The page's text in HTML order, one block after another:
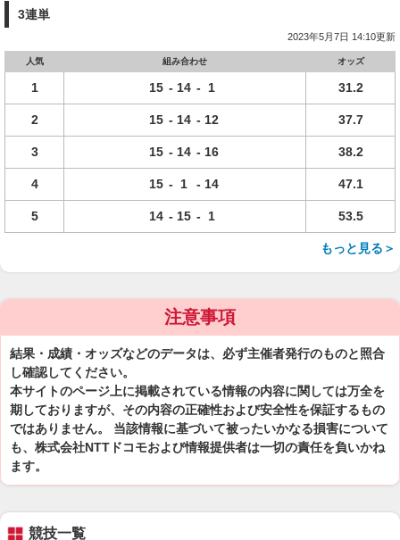
3連単
2023年5月7日 14:10更新
人気 組み合わせ オッズ
1 15 - 14 - 1 31.2
2 15 - 14 - 12 37.7
3 15 - 14 - 16 38.2
4 15 - 1 - 14 47.1
5 14 - 15 - 1 53.5
もっと見る＞
注意事項
結果・成績・オッズなどのデータは、必ず主催者発行のものと照合
し確認してください。
本サイトのページ上に掲載されている情報の内容に関しては万全を
期しておりますが、その内容の正確性および安全性を保証するもの
ではありません。 当該情報に基づいて被ったいかなる損害について
も、株式会社NTTドコモおよび情報提供者は一切の責任を負いかね
ます。
競技一覧